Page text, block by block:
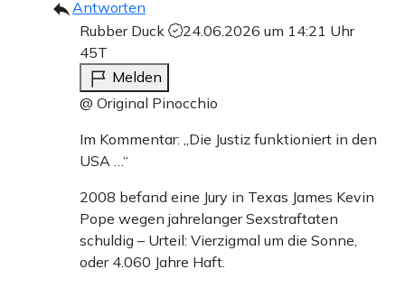
Antworten
Rubber Duck
24.06.2026 um 14:21 Uhr
45T
Melden
@ Original Pinocchio
Im Kommentar: „Die Justiz funktioniert in den
USA …“
2008 befand eine Jury in Texas James Kevin
Pope wegen jahrelanger Sexstraftaten
schuldig – Urteil: Vierzigmal um die Sonne,
oder 4.060 Jahre Haft.